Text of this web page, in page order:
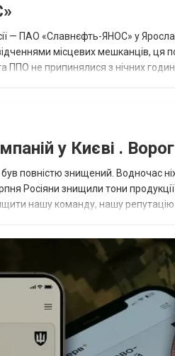
— ПАО «Славнєфть-ЯНОС» у
місцевих мешканців, ця
ППО не припинялися з нічних
у Києві .
повністю знищений. Водночас
Росіяни знищили тони
нашу команду, нашу